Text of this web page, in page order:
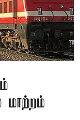
மாற்றம்